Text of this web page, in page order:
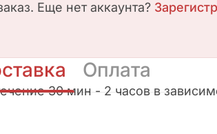
Еще нет аккаунта?
Оплата
30 мин - 2 часов в